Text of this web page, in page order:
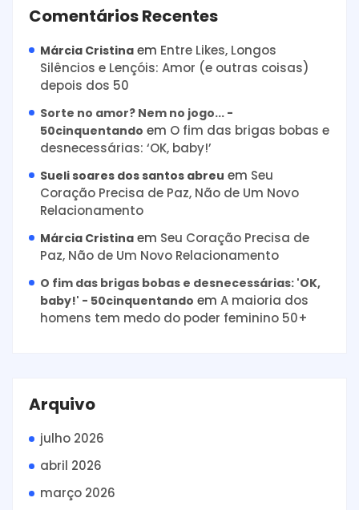
Comentários Recentes
Márcia Cristina em Entre Likes, Longos
Silêncios e Lençóis: Amor (e outras coisas)
depois dos 50
Sorte no amor? Nem no jogo... -
50cinquentando em O fim das brigas bobas e
desnecessárias: ‘OK, baby!’
Sueli soares dos santos abreu em Seu
Coração Precisa de Paz, Não de Um Novo
Relacionamento
Márcia Cristina em Seu Coração Precisa de
Paz, Não de Um Novo Relacionamento
O fim das brigas bobas e desnecessárias: 'OK,
baby!' - 50cinquentando em A maioria dos
homens tem medo do poder feminino 50+
Arquivo
julho 2026
abril 2026
março 2026